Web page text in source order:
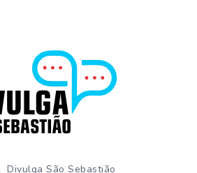
São Sebastião